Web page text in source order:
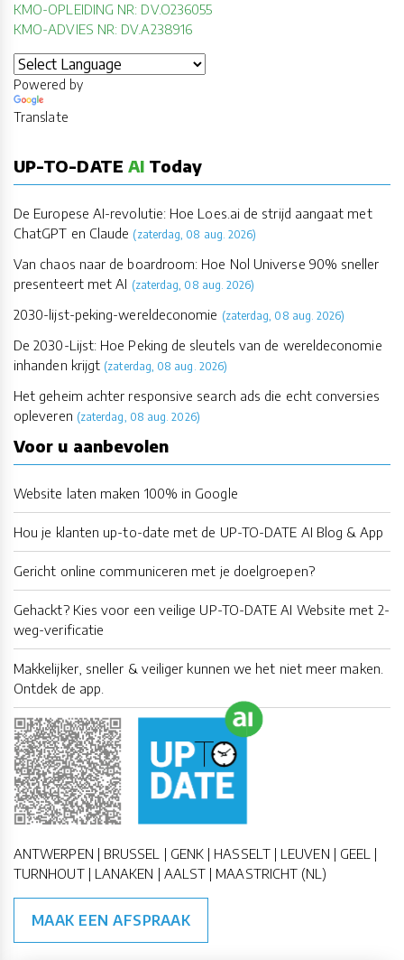
KMO-OPLEIDING NR: DV.O236055
KMO-ADVIES NR: DV.A238916
Powered by
Translate
UP-TO-DATE AI Today
De Europese AI-revolutie: Hoe Loes.ai de strijd aangaat met
ChatGPT en Claude (zaterdag, 08 aug. 2026)
Van chaos naar de boardroom: Hoe Nol Universe 90% sneller
presenteert met AI (zaterdag, 08 aug. 2026)
2030-lijst-peking-wereldeconomie (zaterdag, 08 aug. 2026)
De 2030-Lijst: Hoe Peking de sleutels van de wereldeconomie
inhanden krijgt (zaterdag, 08 aug. 2026)
Het geheim achter responsive search ads die echt conversies
opleveren (zaterdag, 08 aug. 2026)
Voor u aanbevolen
Website laten maken 100% in Google
Hou je klanten up-to-date met de UP-TO-DATE AI Blog & App
Gericht online communiceren met je doelgroepen?
Gehackt? Kies voor een veilige UP-TO-DATE AI Website met 2-
weg-verificatie
Makkelijker, sneller & veiliger kunnen we het niet meer maken.
Ontdek de app.
ANTWERPEN | BRUSSEL | GENK | HASSELT | LEUVEN | GEEL |
TURNHOUT | LANAKEN | AALST | MAASTRICHT (NL)
MAAK EEN AFSPRAAK